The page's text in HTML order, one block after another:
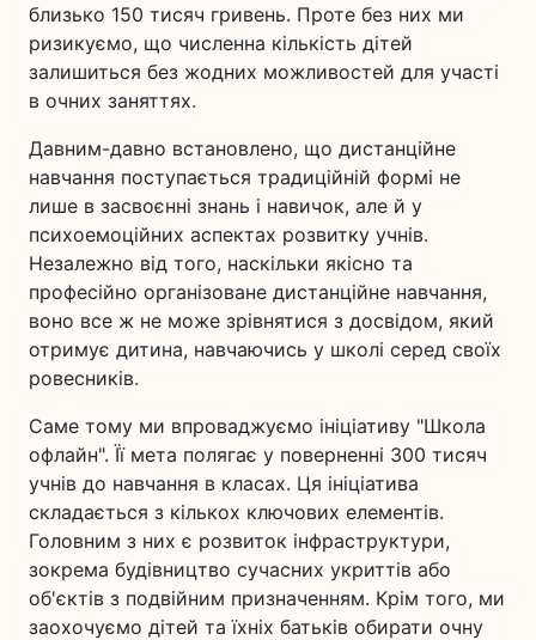
близько 150 тисяч гривень. Проте без них ми
ризикуємо, що численна кількість дітей
залишиться без жодних можливостей для участі
в очних заняттях.
Давним-давно встановлено, що дистанційне
навчання поступається традиційній формі не
лише в засвоєнні знань і навичок, але й у
психоемоційних аспектах розвитку учнів.
Незалежно від того, наскільки якісно та
професійно організоване дистанційне навчання,
воно все ж не може зрівнятися з досвідом, який
отримує дитина, навчаючись у школі серед своїх
ровесників.
Саме тому ми впроваджуємо ініціативу "Школа
офлайн". Її мета полягає у поверненні 300 тисяч
учнів до навчання в класах. Ця ініціатива
складається з кількох ключових елементів.
Головним з них є розвиток інфраструктури,
зокрема будівництво сучасних укриттів або
об'єктів з подвійним призначенням. Крім того, ми
заохочуємо дітей та їхніх батьків обирати очну